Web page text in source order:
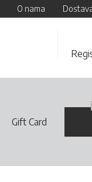
O nama
Content
Gift Card